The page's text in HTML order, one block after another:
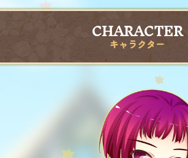
CHARACTER
キャラクター